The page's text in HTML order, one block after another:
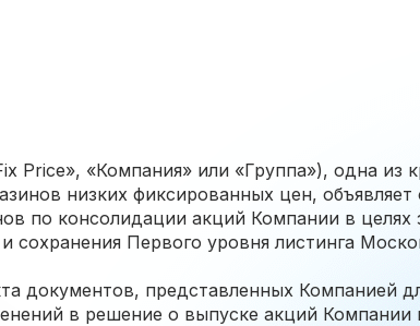
Price», «Компания» или «Группа»), одна из
низких фиксированных цен, объявляет
по консолидации акций Компании в
сохранения Первого уровня листинга
документов, представленных Компанией
в решение о выпуске акций Компании